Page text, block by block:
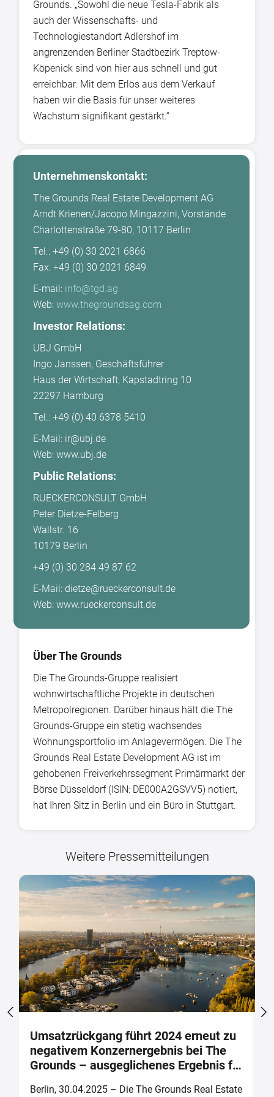
Grounds. „Sowohl die neue Tesla-Fabrik als
auch der Wissenschafts- und
Technologiestandort Adlershof im
angrenzenden Berliner Stadtbezirk Treptow-
Köpenick sind von hier aus schnell und gut
erreichbar. Mit dem Erlös aus dem Verkauf
haben wir die Basis für unser weiteres
Wachstum signifikant gestärkt.“
Unternehmenskontakt:
The Grounds Real Estate Development AG
Arndt Krienen/Jacopo Mingazzini, Vorstände
Charlottenstraße 79-80, 10117 Berlin
Tel.: +49 (0) 30 2021 6866
Fax: +49 (0) 30 2021 6849
E-mail: info@tgd.ag
Web: www.thegroundsag.com
Investor Relations:
UBJ GmbH
Ingo Janssen, Geschäftsführer
Haus der Wirtschaft, Kapstadtring 10
22297 Hamburg
Tel.: +49 (0) 40 6378 5410
E-Mail: ir@ubj.de
Web: www.ubj.de
Public Relations:
RUECKERCONSULT GmbH
Peter Dietze-Felberg
Wallstr. 16
10179 Berlin
+49 (0) 30 284 49 87 62
E-Mail: dietze@rueckerconsult.de
Web: www.rueckerconsult.de
Über The Grounds
Die The Grounds-Gruppe realisiert
wohnwirtschaftliche Projekte in deutschen
Metropolregionen. Darüber hinaus hält die The
Grounds-Gruppe ein stetig wachsendes
Wohnungsportfolio im Anlagevermögen. Die The
Grounds Real Estate Development AG ist im
gehobenen Freiverkehrssegment Primärmarkt der
Börse Düsseldorf (ISIN: DE000A2GSVV5) notiert,
hat Ihren Sitz in Berlin und ein Büro in Stuttgart.
Weitere Pressemitteilungen
Umsatzrückgang führt 2024 erneut zu
negativem Konzernergebnis bei The
Grounds – ausgeglichenes Ergebnis für
Berlin, 30.04.2025 – Die The Grounds Real Estate